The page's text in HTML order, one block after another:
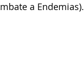
a Endemias).